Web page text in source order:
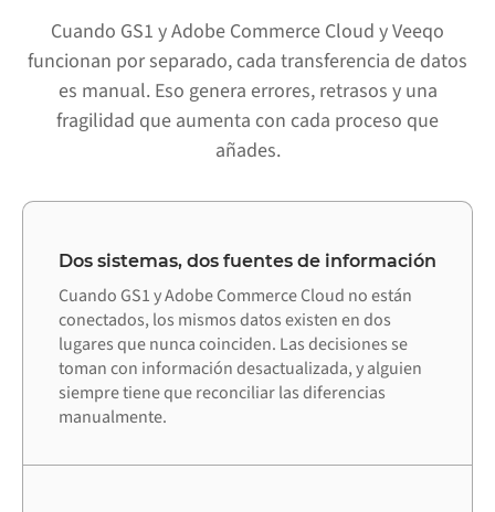
Cuando GS1 y Adobe Commerce Cloud y Veeqo
funcionan por separado, cada transferencia de datos
es manual. Eso genera errores, retrasos y una
fragilidad que aumenta con cada proceso que
añades.
Dos sistemas, dos fuentes de información
Cuando GS1 y Adobe Commerce Cloud no están
conectados, los mismos datos existen en dos
lugares que nunca coinciden. Las decisiones se
toman con información desactualizada, y alguien
siempre tiene que reconciliar las diferencias
manualmente.